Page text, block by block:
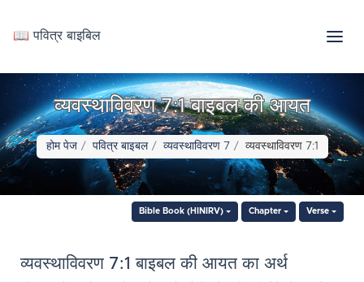
📖 पवित्र बाइबिल
व्यवस्थाविवरण 7:1 बाइबल की आयत
होम पेज पवित्र बाइबल व्यवस्थाविवरण 7 व्यवस्थाविवरण 7:1
Bible Book (HINIRV) Chapter Verse
व्यवस्थाविवरण 7:1 बाइबल की आयत का अर्थ